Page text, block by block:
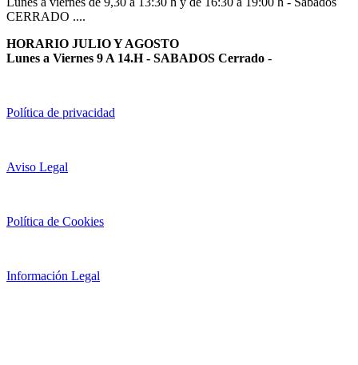
CERRADO ....
HORARIO JULIO Y AGOSTO
Lunes a Viernes 9 A 14.H - SABADOS Cerrado -
Política de privacidad
Aviso Legal
Política de Cookies
Información Legal